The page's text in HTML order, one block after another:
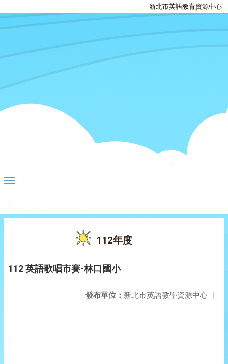
新北市英語教育資源中心
:::
112年度
112 英語歌唱市賽-林口國小
發布單位： 新北市英語教學資源中心 |